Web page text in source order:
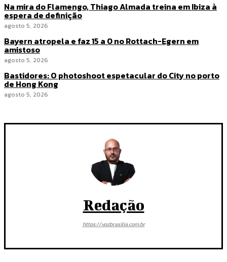
Na mira do Flamengo, Thiago Almada treina em Ibiza à
espera de definição
agosto 5, 2026
Bayern atropela e faz 15 a 0 no Rottach-Egern em
amistoso
agosto 5, 2026
Bastidores: O photoshoot espetacular do City no porto
de Hong Kong
agosto 5, 2026
Redação
https://vozbrasilia.com.br